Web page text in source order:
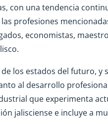
con una tendencia
profesiones
economistas,
los estados del futuro,
al desarrollo
que experimenta
jalisciense e incluye a